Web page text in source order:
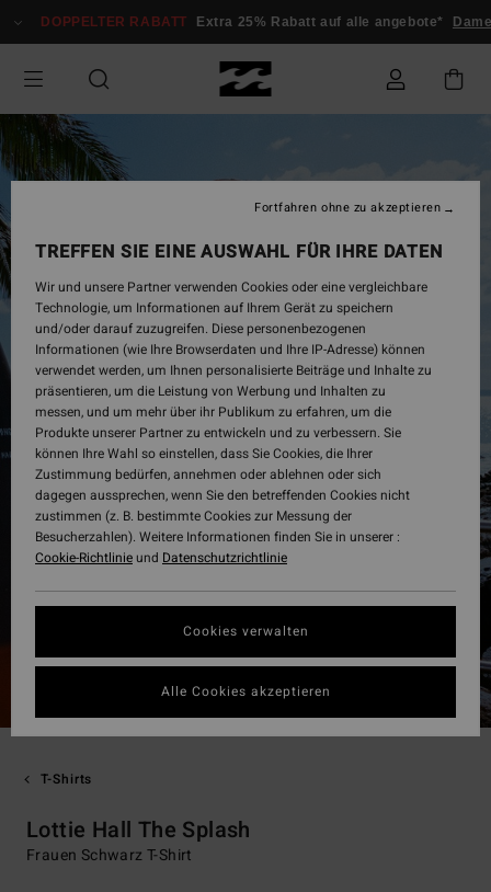
zur
springen
DOPPELTER RABATT Extra 25% Rabatt auf alle angebote* Damen
T-Shirts
Lottie Hall The Splash
Frauen Schwarz T-Shirt
TREFFEN SIE EINE AUSWAHL FÜR IHRE DATEN
Wir und unsere Partner verwenden Cookies oder eine vergleichbare
Technologie, um Informationen auf Ihrem Gerät zu speichern
und/oder darauf zuzugreifen. Diese personenbezogenen
Informationen (wie Ihre Browserdaten und Ihre IP-Adresse) können
verwendet werden, um Ihnen personalisierte Beiträge und Inhalte zu
präsentieren, um die Leistung von Werbung und Inhalten zu
messen, und um mehr über ihr Publikum zu erfahren, um die
Produkte unserer Partner zu entwickeln und zu verbessern. Sie
können Ihre Wahl so einstellen, dass Sie Cookies, die Ihrer
Zustimmung bedürfen, annehmen oder ablehnen oder sich
dagegen aussprechen, wenn Sie den betreffenden Cookies nicht
zustimmen (z. B. bestimmte Cookies zur Messung der
Besucherzahlen). Weitere Informationen finden Sie in unserer :
Cookie-Richtlinieund Datenschutzrichtlinie
Cookies verwalten
Fortfahren ohne zu akzeptieren
Alle Cookies akzeptieren